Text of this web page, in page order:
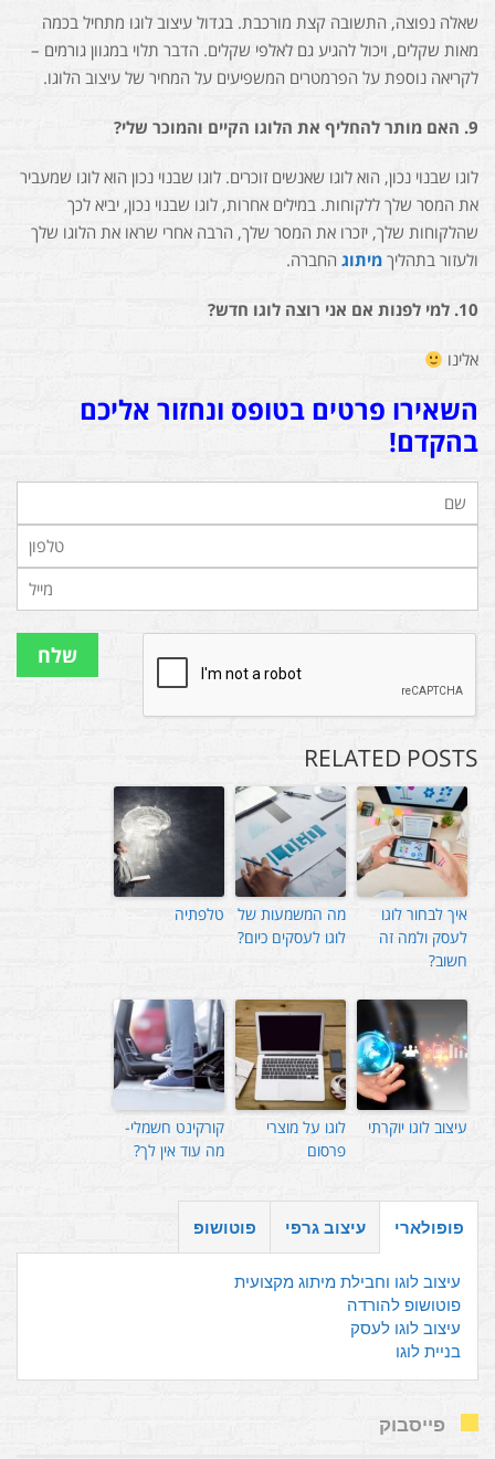
שאלה נפוצה, התשובה קצת מורכבת. בגדול עיצוב לוגו מתחיל בכמה
מאות שקלים, ויכול להגיע גם לאלפי שקלים. הדבר תלוי במגוון גורמים –
לקריאה נוספת על הפרמטרים המשפיעים על המחיר של עיצוב הלוגו.
9. האם מותר להחליף את הלוגו הקיים והמוכר שלי?
לוגו שבנוי נכון, הוא לוגו שאנשים זוכרים. לוגו שבנוי נכון הוא לוגו שמעביר
את המסר שלך ללקוחות. במילים אחרות, לוגו שבנוי נכון, יביא לכך
שהלקוחות שלך, יזכרו את המסר שלך, הרבה אחרי שראו את הלוגו שלך
ולעזור בתהליך מיתוג החברה.
10. למי לפנות אם אני רוצה לוגו חדש?
אלינו
השאירו פרטים בטופס ונחזור אליכם
בהקדם!
RELATED POSTS
איך לבחור לוגו
לעסק ולמה זה
חשוב?
מה המשמעות של
לוגו לעסקים כיום?
טלפתיה
עיצוב לוגו יוקרתי
לוגו על מוצרי
פרסום
קורקינט חשמלי-
מה עוד אין לך?
פופולארי עיצוב גרפי פוטושופ
עיצוב לוגו וחבילת מיתוג מקצועית
פוטושופ להורדה
עיצוב לוגו לעסק
בניית לוגו
פייסבוק